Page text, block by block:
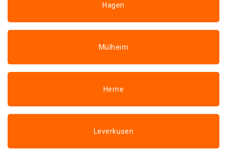
Hagen
Mülheim
Herne
Leverkusen